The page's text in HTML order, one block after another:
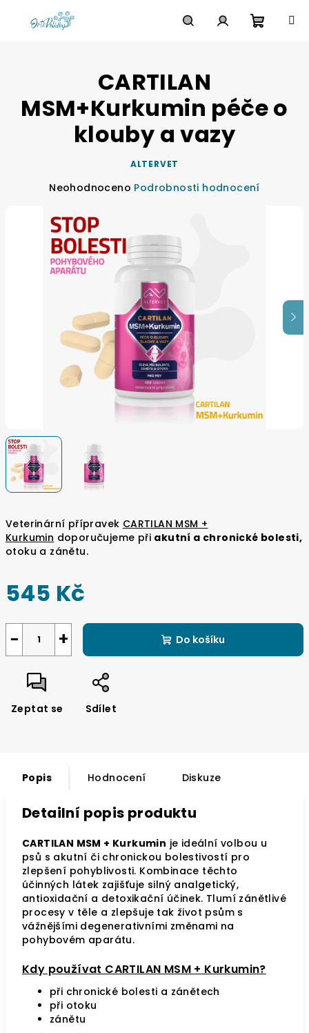
Veterinární přípravek CARTILAN MSM +
Kurkumin doporučujeme při akutní a chronické bolesti,
otoku a zánětu.
545 Kč
+
− Do košíku
Zeptat se Sdílet
CARTILAN
MSM+Kurkumin péče o
klouby a vazy
ALTERVET
Průměrné
produktu
je
0,0
z
5
Neohodnoceno Podrobnosti hodnocení
Popis Hodnocení Diskuze
Detailní popis produktu
CARTILAN MSM + Kurkumin je ideální volbou u
psů s akutní či chronickou bolestivostí pro
zlepšení pohyblivosti. Kombinace těchto
účinných látek zajišťuje silný analgetický,
antioxidační a detoxikační účinek. Tlumí zánětlivé
procesy v těle a zlepšuje tak život psům s
vážnějšími degenerativními změnami na
pohybovém aparátu.
Kdy používat CARTILAN MSM + Kurkumin?
při chronické bolesti a zánětech
při otoku
zánětu